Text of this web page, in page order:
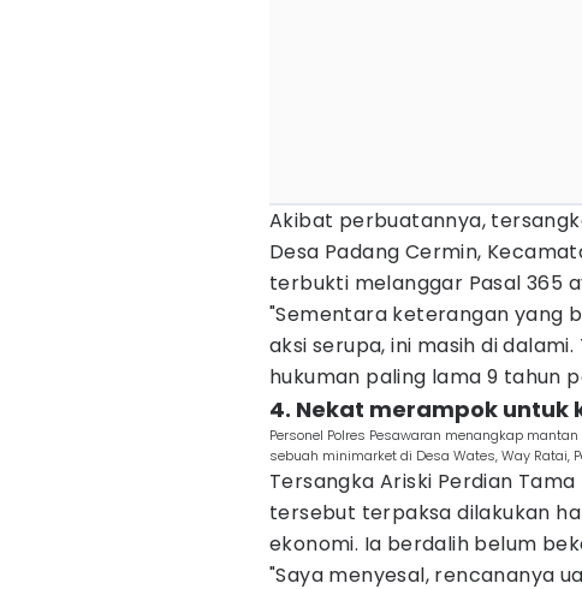
Akibat perbuatannya,
Desa Padang Cermin,
terbukti melanggar Pasal 365
"Sementara keterangan yang
aksi serupa, ini masih di
hukuman paling lama 9 tahun
4. Nekat merampok untuk
Personel Polres Pesawaran menangkap
sebuah minimarket di Desa Wates, Way Ratai,
Tersangka Ariski Perdian
tersebut terpaksa dilakukan
ekonomi. Ia berdalih belum
"Saya menyesal, rencananya